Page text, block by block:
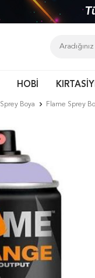
HOBİ
Sprey Boya Flame Sprey